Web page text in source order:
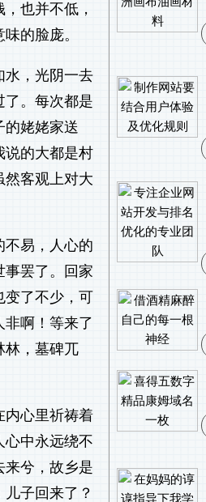
也并不低，
的脸庞。
水，光阴一去
了。每次都是
的姥姥家送
说的大都是村
然客观上对大
不易，人心的
事罢了。回家
变了不少，可
啊！等来了
林，墓碑兀
内心里祈祷着
心中永远绕不
来兮，故乡是
子回来了？